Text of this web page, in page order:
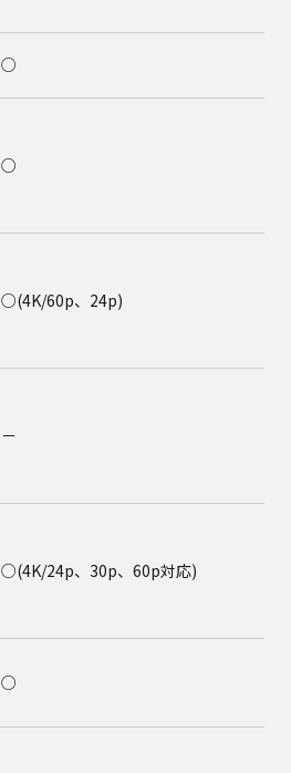
○
○
○(4K/60p、24p)
－
○(4K/24p、30p、60p対応)
○